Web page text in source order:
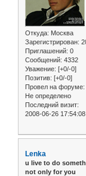
Откуда: Москва
Зарегистрирован:
Приглашений: 0
Сообщений: 4332
Уважение: [+0/-0]
Позитив: [+0/-0]
Провел на форуме:
Не определено
Последний визит:
2008-06-26 17:54:08
Lenka
u live to do
not only for you